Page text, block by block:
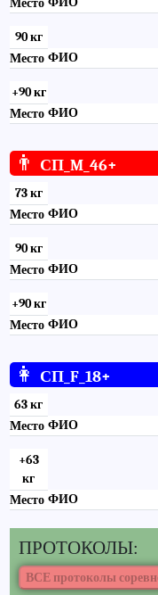
Место
90 кг
Место ФИО
+90 кг
Место ФИО
👨 СП_M_46+
73 кг
Место ФИО
90 кг
Место ФИО
+90 кг
Место ФИО
👩 СП_F_18+
63 кг
Место ФИО
+63
кг
Место ФИО
ПРОТОКОЛЫ: